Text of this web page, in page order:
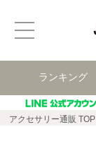
ランキング
アクセサリー通販 TOP